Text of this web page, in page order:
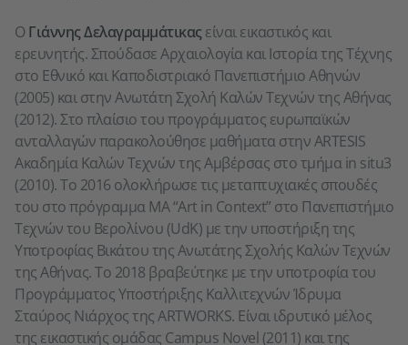
Ο Γιάννης Δελαγραμμάτικας είναι εικαστικός και
ερευνητής. Σπούδασε Αρχαιολογία και Ιστορία της Τέχνης
στο Εθνικό και Καποδιστριακό Πανεπιστήμιο Αθηνών
(2005) και στην Ανωτάτη Σχολή Καλών Τεχνών της Αθήνας
(2012). Στο πλαίσιο του προγράμματος ευρωπαϊκών
ανταλλαγών παρακολούθησε μαθήματα στην ΑRTESIS
Ακαδημία Καλών Τεχνών της Αμβέρσας στο τμήμα in situ3
(2010). Το 2016 ολοκλήρωσε τις μεταπτυχιακές σπουδές
του στο πρόγραμμα MA “Art in Context” στο Πανεπιστήμιο
Τεχνών του Βερολίνου (UdK) με την υποστήριξη της
Υποτροφίας Βικάτου της Ανωτάτης Σχολής Καλών Τεχνών
της Αθήνας. Το 2018 βραβεύτηκε με την υποτροφία του
Προγράμματος Υποστήριξης Καλλιτεχνών Ίδρυμα
Σταύρος Νιάρχος της ARTWORKS. Είναι ιδρυτικό μέλος
της εικαστικής ομάδας Campus Novel (2011) και της